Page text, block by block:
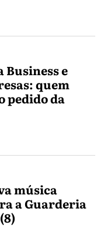
Business e
quem
pedido da
música
a Guarderia